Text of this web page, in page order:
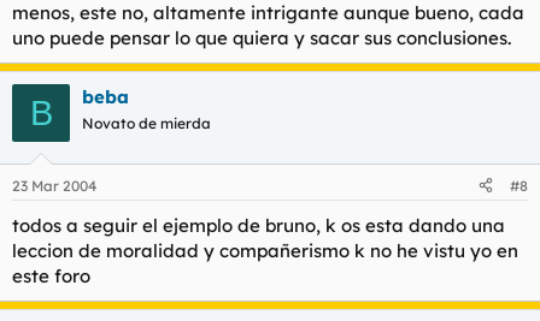
menos, este no, altamente intrigante aunque bueno, cada
uno puede pensar lo que quiera y sacar sus conclusiones.
B beba
Novato de mierda
23 Mar 2004 #8
todos a seguir el ejemplo de bruno, k os esta dando una
leccion de moralidad y compañerismo k no he vistu yo en
este foro